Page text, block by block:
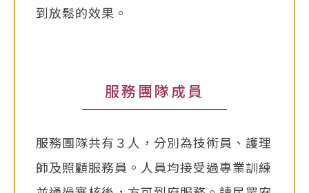
到放鬆的效果。
服務團隊成員
服務團隊共有３人，分別為技術員、護理
師及照顧服務員。人員均接受過專業訓練